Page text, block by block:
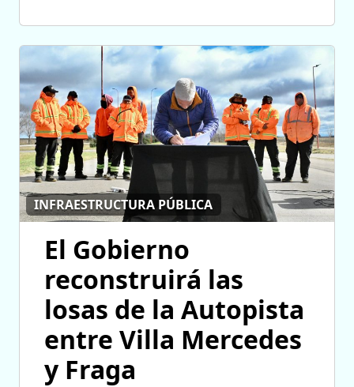
INFRAESTRUCTURA PÚBLICA
El Gobierno
reconstruirá las
losas de la Autopista
entre Villa Mercedes
y Fraga